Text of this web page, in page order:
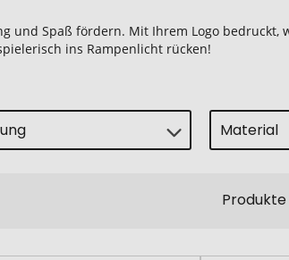
und Spaß fördern. Mit Ihrem Logo bedruckt,
ins Rampenlicht rücken!
Material